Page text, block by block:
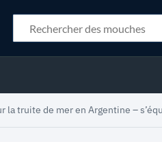
la truite de mer en Argentine –